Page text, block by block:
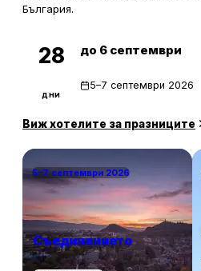
България.
28
дни
до 6 септември
5–7 септември 2026
Виж хотелите за празниците
5–7 септември 2026
Съединението